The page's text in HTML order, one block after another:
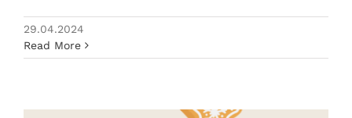
29.04.2024
Read More